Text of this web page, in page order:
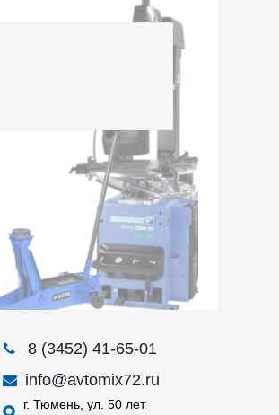
8 (3452) 41-65-01
info@avtomix72.ru
г. Тюмень, ул. 50 лет